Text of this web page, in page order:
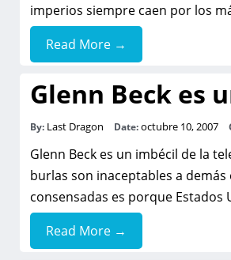
imperios siempre caen por los
Read More →
Glenn Beck es
By: Last Dragon Date:octubre 10, 2007
Glenn Beck es un imbécil de la
burlas son inaceptables a
consensadas es porque
Read More →